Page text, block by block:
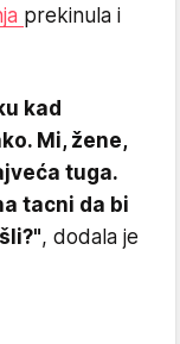
prekinula i
kad
Mi, žene,
tuga.
tacni da bi
, dodala je